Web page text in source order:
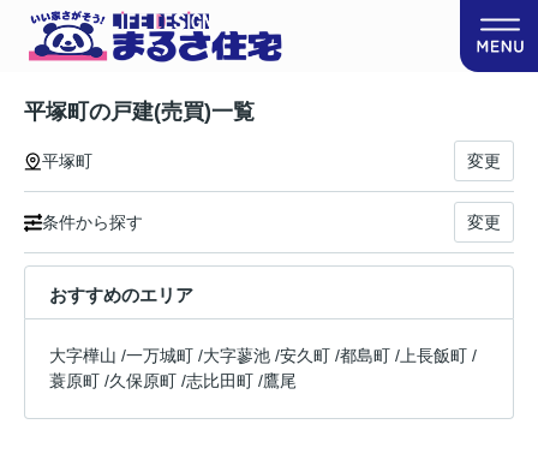
平塚町の戸建(売買)一覧
平塚町 変更
条件から探す 変更
おすすめのエリア
大字樺山 /一万城町 /大字蓼池 /安久町 /都島町 / 上長飯町 /
蓑原町 /久保原町 /志比田町 /鷹尾